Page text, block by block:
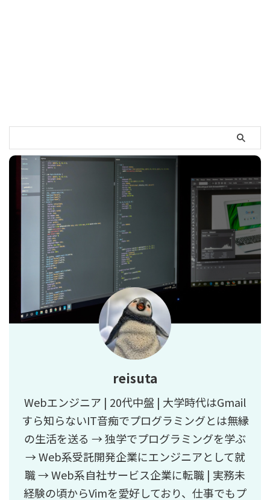
reisuta
Webエンジニア | 20代中盤 | 大学時代はGmail
すら知らないIT音痴でプログラミングとは無縁
の生活を送る → 独学でプログラミングを学ぶ
→ Web系受託開発企業にエンジニアとして就
職 → Web系自社サービス企業に転職 | 実務未
経験の頃からVimを愛好しており、仕事でもプ